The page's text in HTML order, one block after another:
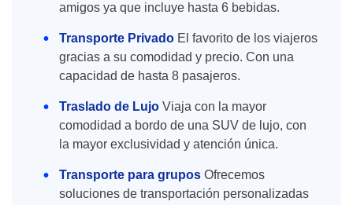
amigos ya que incluye hasta 6 bebidas.
Transporte Privado El favorito de los viajeros
gracias a su comodidad y precio. Con una
capacidad de hasta 8 pasajeros.
Traslado de Lujo Viaja con la mayor
comodidad a bordo de una SUV de lujo, con
la mayor exclusividad y atención única.
Transporte para grupos Ofrecemos
soluciones de transportación personalizadas